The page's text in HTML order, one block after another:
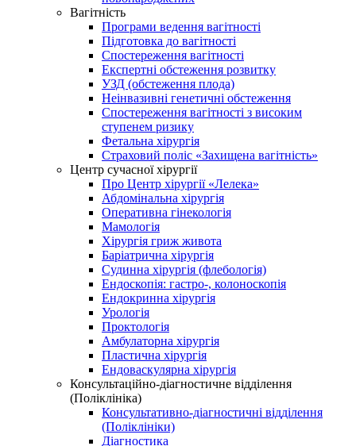
Вагітність
Програми ведення вагітності
Підготовка до вагітності
Спостереження вагітності
Експертні обстеження розвитку
УЗД (обстеження плода)
Неінвазивні генетичні обстеження
Спостереження вагітності з високим
ступенем ризику
Фетальна хірургія
Страховий поліс «Захищена вагітність»
Центр сучасної хірургії
Про Центр хірургії «Лелека»
Абдомінальна хірургія
Оперативна гінекологія
Мамологія
Хірургія гриж живота
Баріатрична хірургія
Судинна хірургія (флебологія)
Ендоскопія: гастро-, колоноскопія
Ендокринна хірургія
Урологія
Проктологія
Амбулаторна хірургія
Пластична хірургія
Ендоваскулярна хірургія
Консультаційно-діагностичне відділення
(Поліклініка)
Консультативно-діагностичні відділення
(Поліклініки)
Діагностика